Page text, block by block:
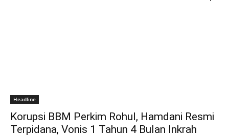
Headline
Korupsi BBM Perkim Rohul, Hamdani Resmi
Terpidana, Vonis 1 Tahun 4 Bulan Inkrah